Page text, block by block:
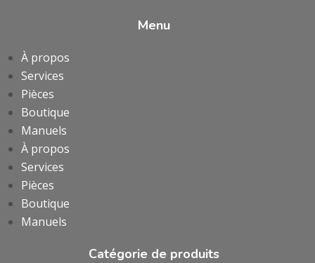
Menu
À propos
Services
Pièces
Boutique
Manuels
À propos
Services
Pièces
Boutique
Manuels
Catégorie de produits